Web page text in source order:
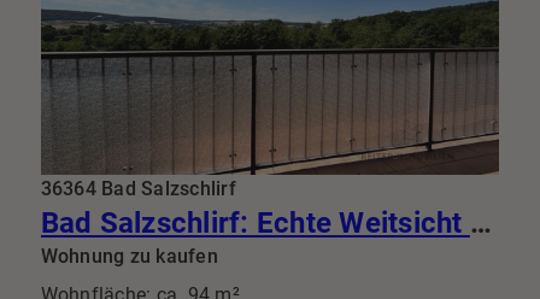
36364 Bad Salzschlirf
Bad Salzschlirf: Echte Weitsicht statt enger Gassen 94m² mit Traumküche & Riesenbalkon
Wohnung zu kaufen